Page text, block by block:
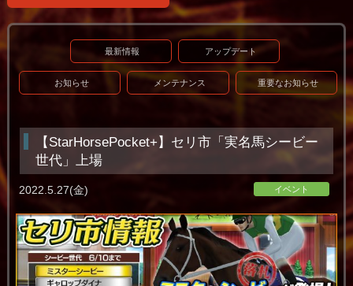
最新情報 アップデート
お知らせ メンテナンス 重要なお知らせ
【StarHorsePocket+】セリ市「実名馬シービー
世代」上場
イベント
2022.5.27(金)